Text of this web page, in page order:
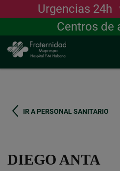
Urgencias 24h
Centros de
IR A PERSONAL SANITARIO
DIEGO ANTA